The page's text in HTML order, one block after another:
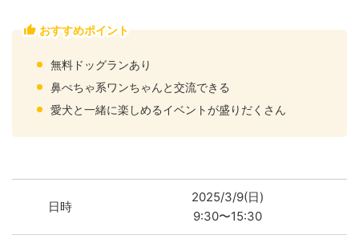
おすすめポイント
無料ドッグランあり
鼻ぺちゃ系ワンちゃんと交流できる
愛犬と一緒に楽しめるイベントが盛りだくさん
日時
2025/3/9(日)
9:30〜15:30